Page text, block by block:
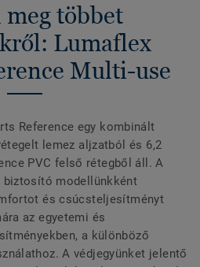
többet
Lumaflex
Multi-use
Reference egy kombinált
lemez aljzatból és 6,2
PVC felső rétegből áll. A
biztosító modellünkként
és csúcsteljesítményt
az egyetemi és
a különböző
A védjegyünket jelentő